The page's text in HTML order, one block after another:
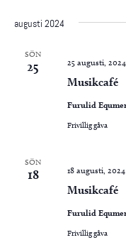
augusti 2024
SÖN
25
Musikcafé
25 augusti,
Furulid
Frivillig gåva
SÖN
18
Musikcafé
18 augusti,
Furulid
Frivillig gåva